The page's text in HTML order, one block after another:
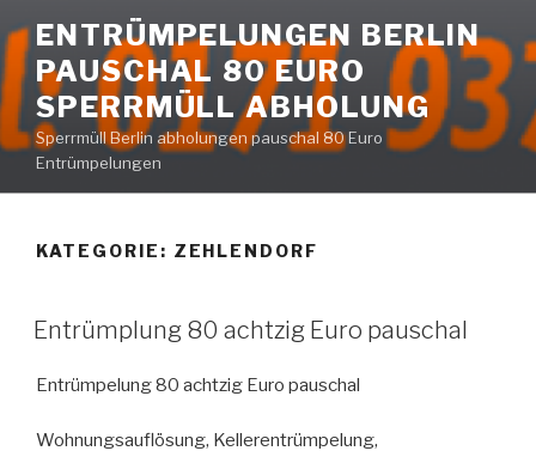
Inhalt
springen
ENTRÜMPELUNGEN BERLIN
PAUSCHAL 80 EURO
SPERRMÜLL ABHOLUNG
Sperrmüll Berlin abholungen pauschal 80 Euro
Entrümpelungen
KATEGORIE: ZEHLENDORF
VERÖFFENTLICHT
AM
Entrümplung 80 achtzig Euro pauschal
Entrümpelung 80 achtzig Euro pauschal
Wohnungsauflösung, Kellerentrümpelung,